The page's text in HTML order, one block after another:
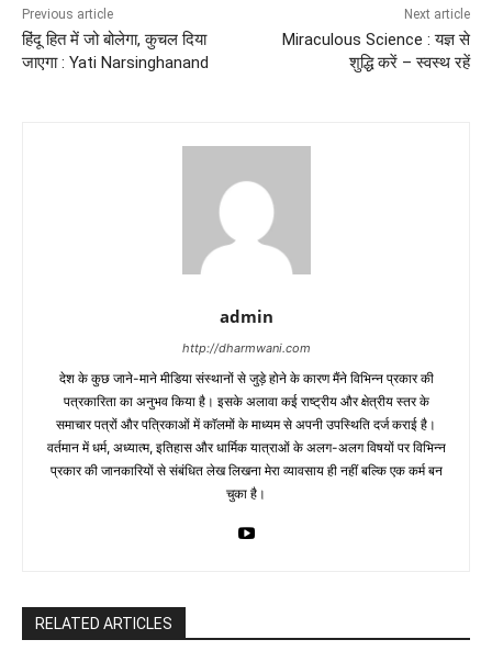
Previous article
हिंदू हित में जो बोलेगा, कुचल दिया
जाएगा : Yati Narsinghanand
Next article
Miraculous Science : यज्ञ से
शुद्धि करें – स्वस्थ रहें
admin
http://dharmwani.com
देश के कुछ जाने-माने मीडिया संस्थानों से जुड़े होने के कारण मैंने विभिन्न प्रकार की
पत्रकारिता का अनुभव किया है। इसके अलावा कई राष्ट्रीय और क्षेत्रीय स्तर के
समाचार पत्रों और पत्रिकाओं में काॅलमों के माध्यम से अपनी उपस्थिति दर्ज कराई है।
वर्तमान में धर्म, अध्यात्म, इतिहास और धार्मिक यात्राओं के अलग-अलग विषयों पर विभिन्न
प्रकार की जानकारियों से संबंधित लेख लिखना मेरा व्यावसाय ही नहीं बल्कि एक कर्म बन
चुका है।
RELATED ARTICLES